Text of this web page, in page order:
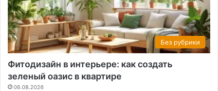
Без рубрики
Фитодизайн в интерьере: как создать
зеленый оазис в квартире
06.08.2026